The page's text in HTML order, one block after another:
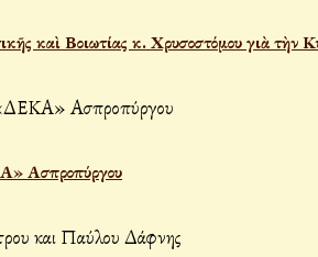
καὶ Βοιωτίας κ. Χρυσοστόμου γιὰ τὴν
Ασπροπύργου